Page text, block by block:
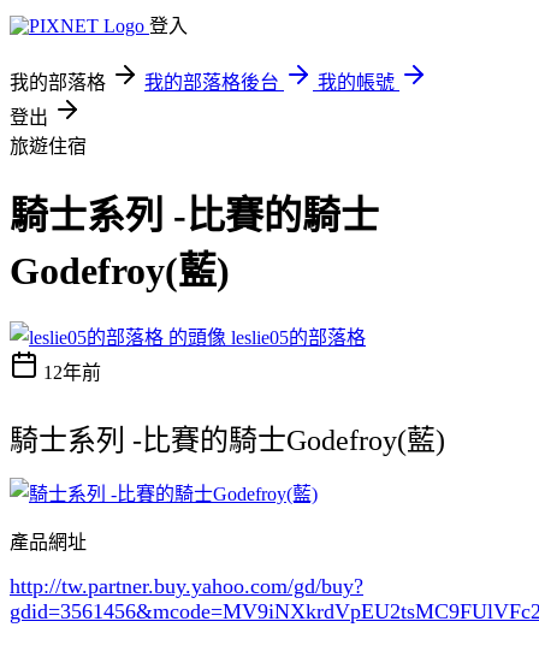
登入
我的部落格 我的部落格後台
我的帳號
登出
旅遊住宿
騎士系列 -比賽的騎士
Godefroy(藍)
leslie05的部落格
12年前
騎士系列 -比賽的騎士Godefroy(藍)
產品網址
http://tw.partner.buy.yahoo.com/gd/buy?
gdid=3561456